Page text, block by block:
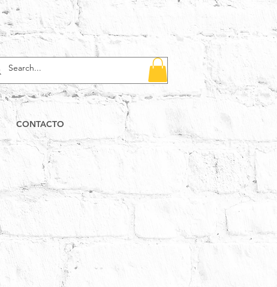
CONTACTO